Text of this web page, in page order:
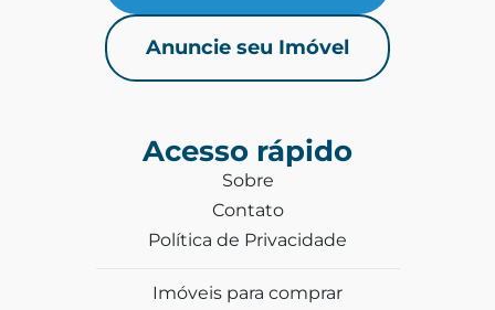
Anuncie seu Imóvel
Acesso rápido
Sobre
Contato
Política de Privacidade
Imóveis para comprar